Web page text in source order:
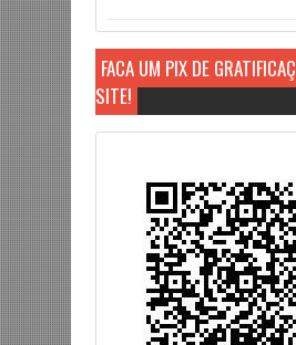
FAÇA UM PIX DE
SITE!